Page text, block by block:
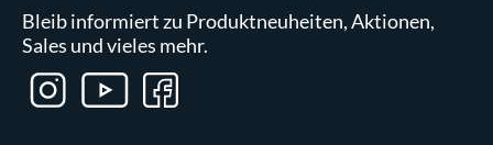
Bleib informiert zu Produktneuheiten, Aktionen,
Sales und vieles mehr.